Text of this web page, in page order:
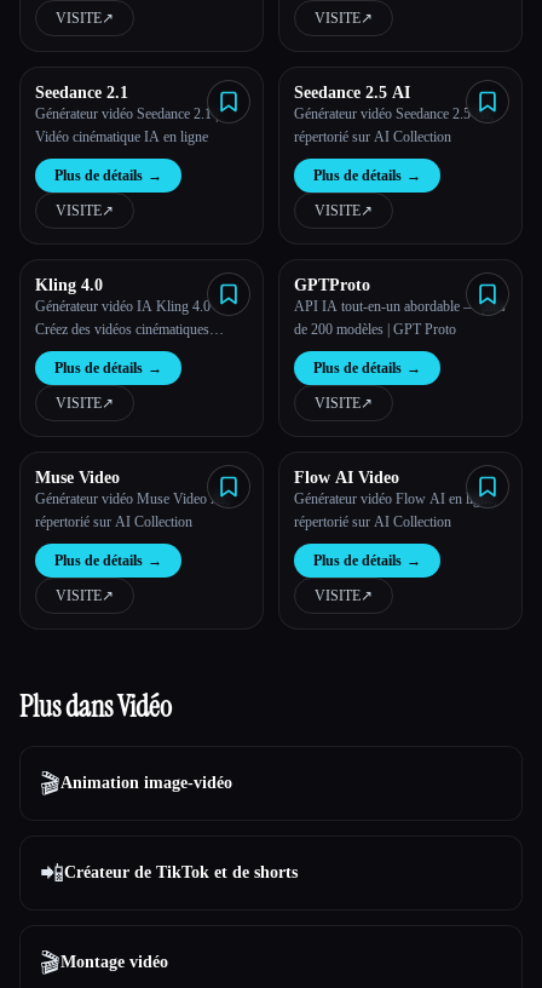
créer des histoires en plusieurs plans
avec un son natif et des personnages
VISITE↗︎ VISITE↗︎
Seedance 2.1
Générateur vidéo Seedance 2.1 |
Vidéo cinématique IA en ligne
Plus de détails →
VISITE↗︎
Seedance 2.5 AI
Générateur vidéo Seedance 2.5 AI,
répertorié sur AI Collection
Plus de détails →
VISITE↗︎
Kling 4.0
Générateur vidéo IA Kling 4.0 -
Créez des vidéos cinématiques
basées sur l'IA
Plus de détails →
VISITE↗︎
GPTProto
API IA tout-en-un abordable — plus
de 200 modèles | GPT Proto
Plus de détails →
VISITE↗︎
Muse Video
Générateur vidéo Muse Video AI,
répertorié sur AI Collection
Plus de détails →
VISITE↗︎
Flow AI Video
Générateur vidéo Flow AI en ligne,
répertorié sur AI Collection
Plus de détails →
VISITE↗︎
Plus dans Vidéo
🎬Animation image-vidéo
📲Créateur de TikTok et de shorts
🎬Montage vidéo